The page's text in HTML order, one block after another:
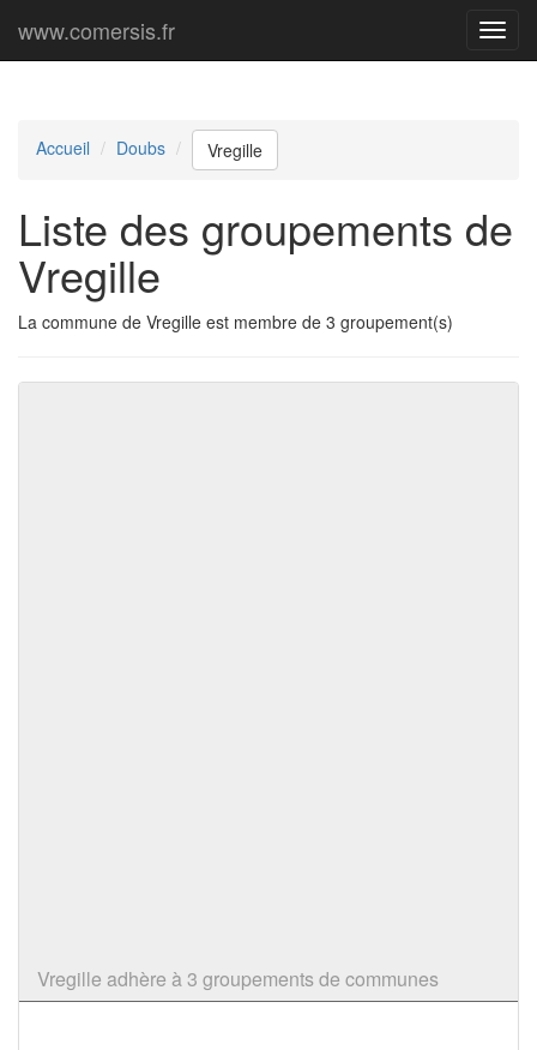
Menu
www.comersis.fr
Accueil Doubs Vregille
Liste des groupements de
Vregille
La commune de Vregille est membre de 3 groupement(s)
Vregille adhère à 3 groupements de communes